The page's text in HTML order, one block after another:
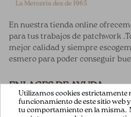
En nuestra tienda online
para tus trabajos de patchwork
mejor calidad y siempre
esmero para poder conseguir
ENLACES DE AYUDA
Acerca de Nosotros
Utilizamos cookies estrictamente
funcionamiento de este sitio web
tu comportamiento en la misma.